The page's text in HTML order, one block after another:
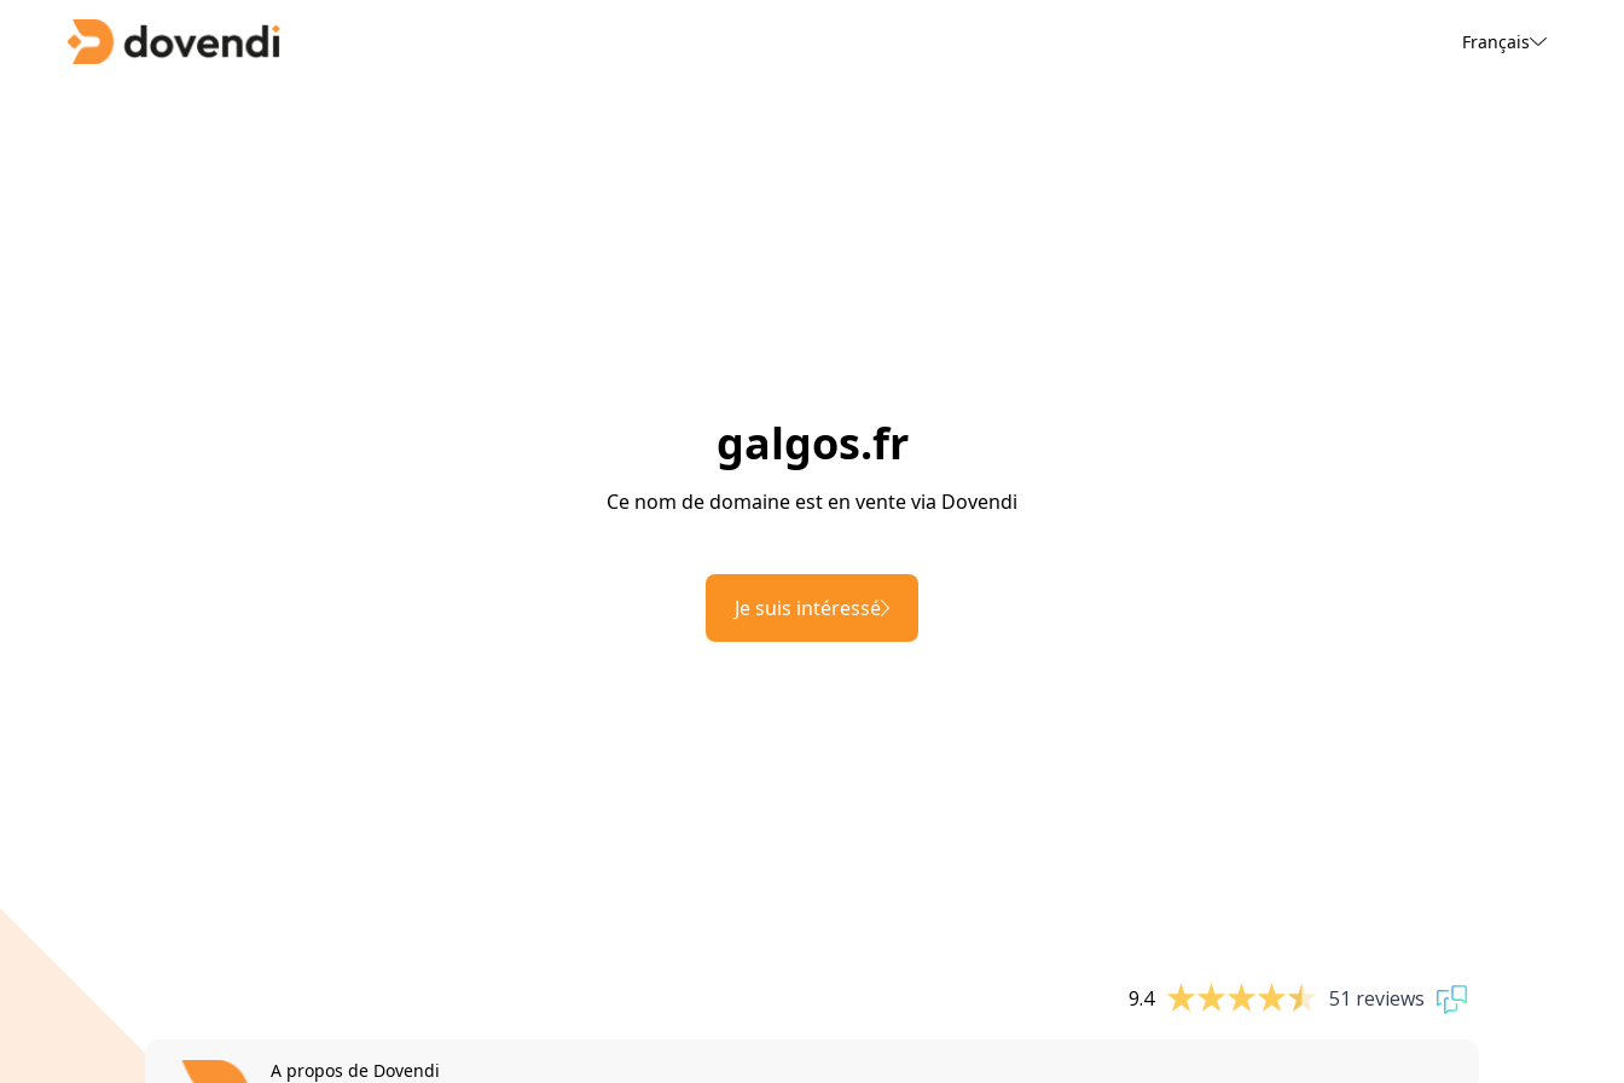
Français
galgos.fr
Ce nom de domaine est en vente via Dovendi
Je suis intéressé
9.4 51 reviews
A propos de Dovendi